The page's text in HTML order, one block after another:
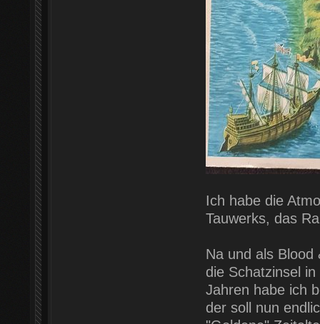
Ich habe die
Tauwerks, das
Na und als
die Schatzinsel
Jahren habe ich
der soll nun